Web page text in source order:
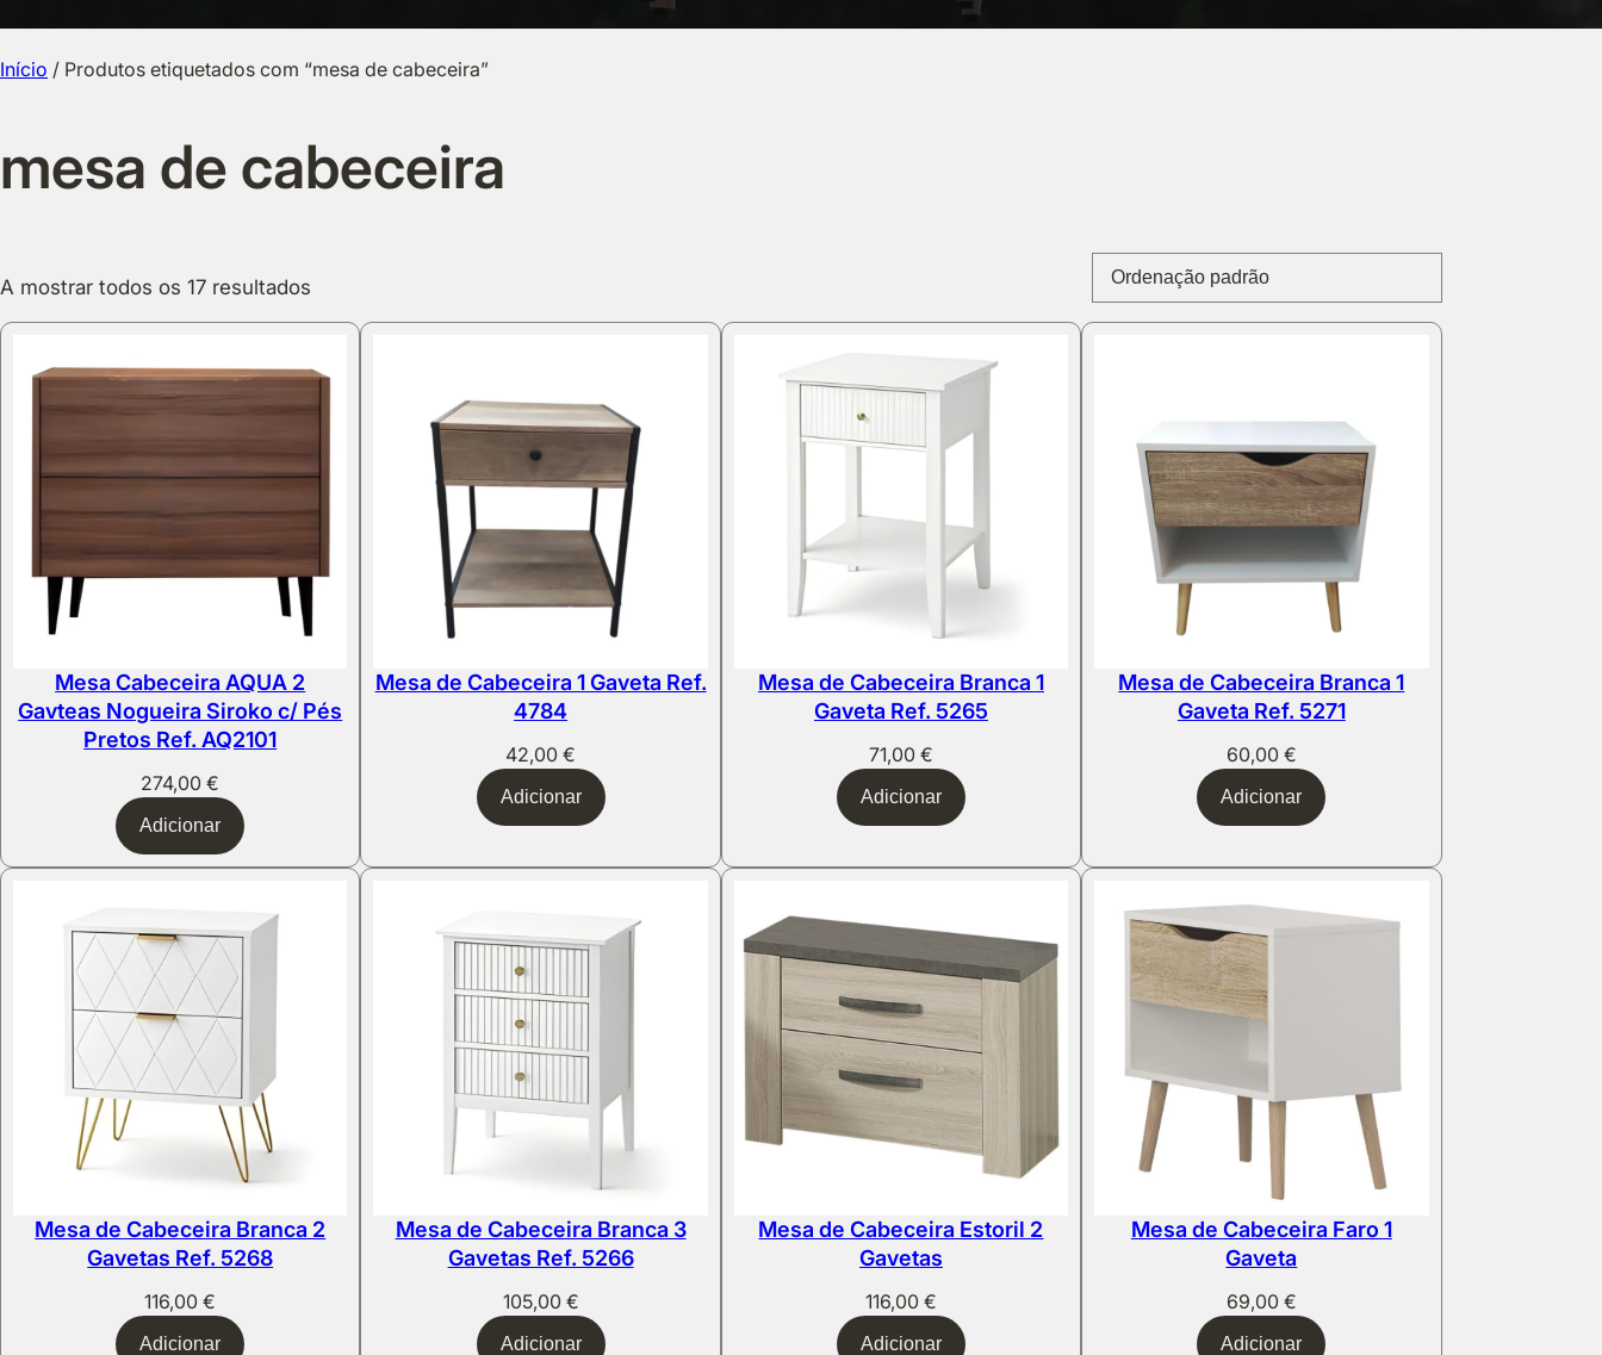
Início / Produtos etiquetados com “mesa de cabeceira”
mesa de cabeceira
A mostrar todos os 17 resultados
Mesa Cabeceira AQUA 2
Gavteas Nogueira Siroko c/ Pés
Pretos Ref. AQ2101
274,00€
Adicionar
Mesa de Cabeceira 1 Gaveta Ref.
4784
42,00€
Adicionar
Mesa de Cabeceira Branca 1
Gaveta Ref. 5265
71,00 €
Adicionar
Mesa de Cabeceira Branca 1
Gaveta Ref. 5271
60,00 €
Adicionar
Mesa de Cabeceira Branca 2
Gavetas Ref. 5268
116,00€
Adicionar
Mesa de Cabeceira Branca 3
Gavetas Ref. 5266
105,00 €
Adicionar
Mesa de Cabeceira Estoril 2
Gavetas
116,00 €
Adicionar
Mesa de Cabeceira Faro 1
Gaveta
69,00 €
Adicionar